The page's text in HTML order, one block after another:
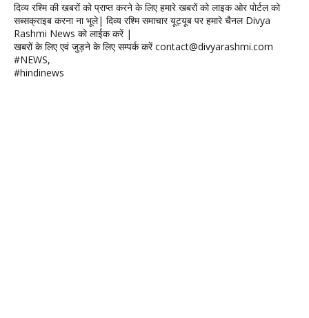
दिव्य रश्मि की खबरों को प्राप्त करने के लिए हमारे खबरों को लाइक ओर पोर्टल को
सब्सक्राइब करना ना भूले| दिव्य रश्मि समाचार यूट्यूब पर हमारे चैनल Divya
Rashmi News को लाईक करें |
खबरों के लिए एवं जुड़ने के लिए सम्पर्क करें contact@divyarashmi.com
#NEWS,
#hindinews